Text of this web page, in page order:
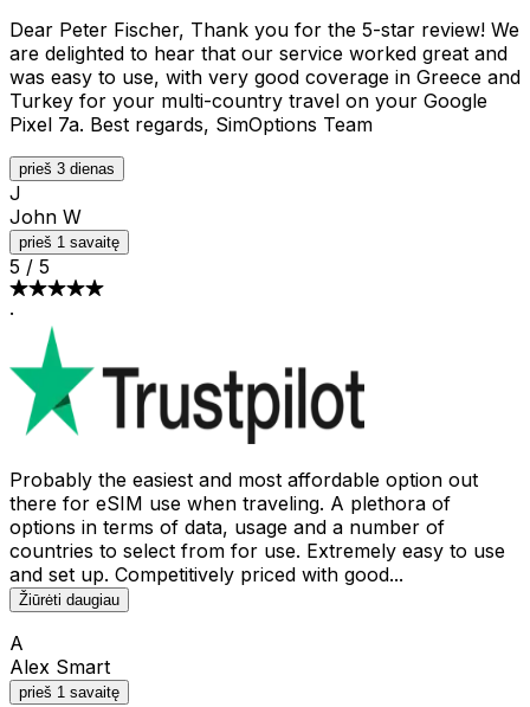
Dear Peter Fischer, Thank you for the 5-star review! We
are delighted to hear that our service worked great and
was easy to use, with very good coverage in Greece and
Turkey for your multi-country travel on your Google
Pixel 7a. Best regards, SimOptions Team
prieš 3 dienas
J
John W
prieš 1 savaitę
5 / 5
·
Probably the easiest and most affordable option out
there for eSIM use when traveling. A plethora of
options in terms of data, usage and a number of
countries to select from for use. Extremely easy to use
and set up. Competitively priced with good...
Žiūrėti daugiau
A
Alex Smart
prieš 1 savaitę